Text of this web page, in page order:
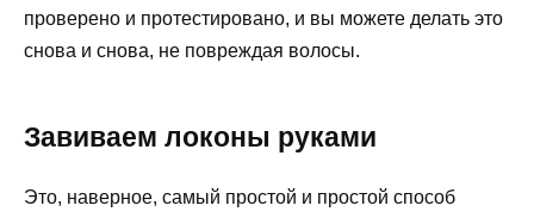
проверено и протестировано, и вы можете делать это
снова и снова, не повреждая волосы.
Завиваем локоны руками
Это, наверное, самый простой и простой способ